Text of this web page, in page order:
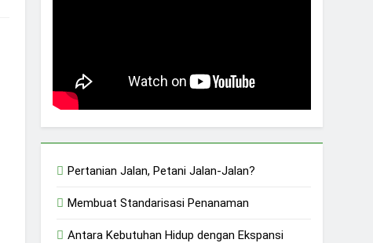
Pertanian Jalan, Petani Jalan-Jalan?
Membuat Standarisasi Penanaman
Antara Kebutuhan Hidup dengan Ekspansi